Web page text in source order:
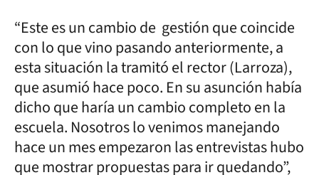
“Este es un cambio de gestión que coincide
con lo que vino pasando anteriormente, a
esta situación la tramitó el rector (Larroza),
que asumió hace poco. En su asunción había
dicho que haría un cambio completo en la
escuela. Nosotros lo venimos manejando
hace un mes empezaron las entrevistas hubo
que mostrar propuestas para ir quedando”,